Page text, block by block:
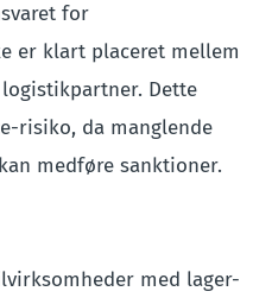
for
er klart placeret mellem
Dette
risiko, da manglende
medføre sanktioner.
med lager-